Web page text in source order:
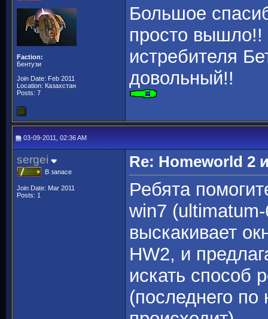
Faction:
Бентузи
Join Date: Feb 2011
Location: Казахстан
Posts: 7
Большое
просто вышло!!
истребителя
довольный!!
03-09-2011, 02:36 AM
sergei
В запасе
Join Date: Mar 2011
Posts: 1
Re: Homeworld 2
Ребята
win7
выскакивает
HW2, и
искать способ
(последнего